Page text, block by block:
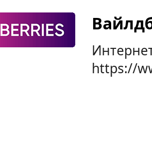
https://